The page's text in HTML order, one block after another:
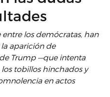
los demócratas, han
aparición de
Trump —que intenta
tobillos hinchados y
en actos